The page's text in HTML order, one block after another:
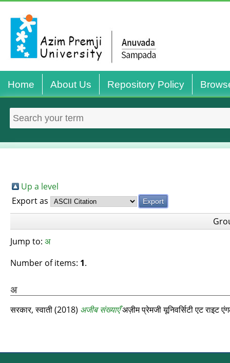
Home About Us Repository Policy
Up a level
Export as
Jump to: अ
Number of items: 1.
अ
सरकार, स्वाती(2018) अजीब संख्याएँअज़ीम प्रेमजी यूनिवर्सिटी एट